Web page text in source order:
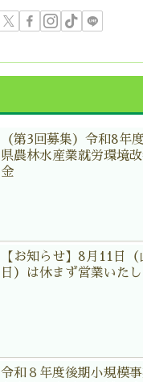
（第3回募集）令和8年
県農林水産業就労環境
金
【お知らせ】8月11日（
日）は休まず営業いた
令和８年度後期小規模